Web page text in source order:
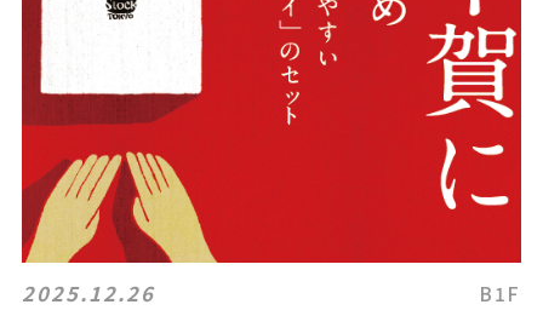
2025.12.26 B1F